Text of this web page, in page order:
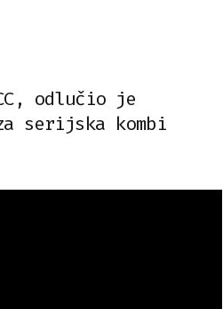
odlučio je
serijska kombi